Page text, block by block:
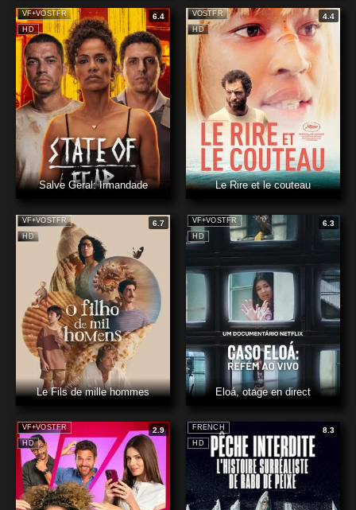
HD
VF+VOSTFR 6.4
Salve Geral: Irmandade
HD
VOSTFR 4.4
Le Rire et le couteau
HD
VF+VOSTFR 6.7
Le Fils de mille hommes
HD
VF+VOSTFR 6.3
Eloá, otage en direct
HD
VF+VOSTFR 2.9
HD
FRENCH 8.3